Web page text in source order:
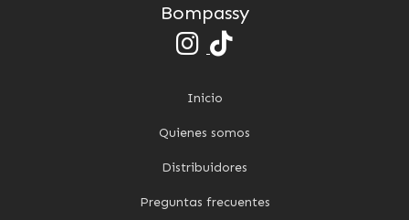
Bompassy
Inicio
Quienes somos
Distribuidores
Preguntas frecuentes